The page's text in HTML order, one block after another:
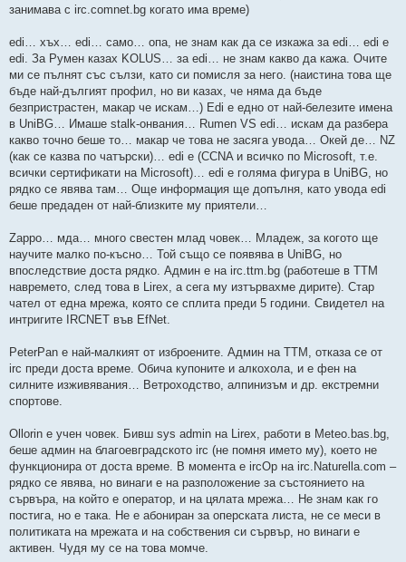
занимава с irc.comnet.bg когато има време)
edi… хъх… edi… само… опа, не знам как да се изкажа за edi… edi е
edi. За Румен казах KOLUS… за edi… не знам какво да кажа. Очите
ми се пълнят със сълзи, като си помисля за него. (наистина това ще
бъде най-дългият профил, но ви казах, че няма да бъде
безпристрастен, макар че искам…) Edi е едно от най-белезите имена
в UniBG… Имаше stalk-онвания… Rumen VS edi… искам да разбера
какво точно беше то… макар че това не засяга увода… Окей де… NZ
(как се казва по чатърски)… edi е (CCNA и всичко по Microsoft, т.е.
всички сертификати на Microsoft)… edi е голяма фигура в UniBG, но
рядко се явява там… Още информация ще допълня, като увода edi
беше предаден от най-близките му приятели…
Zappo… мда… много свестен млад човек… Младеж, за когото ще
научите малко по-късно… Той също се появява в UniBG, но
впоследствие доста рядко. Админ е на irc.ttm.bg (работеше в TTM
навремето, след това в Lirex, а сега му изтървахме дирите). Стар
чател от една мрежа, която се сплита преди 5 години. Свидетел на
интригите IRCNET във EfNet.
PeterPan е най-малкият от изброените. Админ на TTM, отказа се от
irc преди доста време. Обича купоните и алкохола, и е фен на
силните изживявания… Ветроходство, алпинизъм и др. екстремни
спортове.
Ollorin е учен човек. Бивш sys admin на Lirex, работи в Meteo.bas.bg,
беше админ на благоевградското irc (не помня името му), което не
функционира от доста време. В момента е ircOp на irc.Naturella.com –
рядко се явява, но винаги е на разположение за състоянието на
сървъра, на който е оператор, и на цялата мрежа… Не знам как го
постига, но е така. Не е абониран за оперската листа, не се меси в
политиката на мрежата и на собствения си сървър, но винаги е
активен. Чудя му се на това момче.